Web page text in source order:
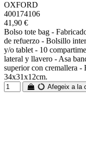
OXFORD
400174106
41,90 €
Bolso tote bag -
de refuerzo - Bolsillo
y/o tablet - 10
lateral y llavero - Asa
superior con cremallera -
34x31x12cm.
Afegeix a la